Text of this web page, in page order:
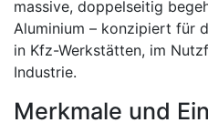
massive, doppelseitig
Aluminium – konzipiert für
in Kfz-Werkstätten, im
Industrie.
Merkmale und